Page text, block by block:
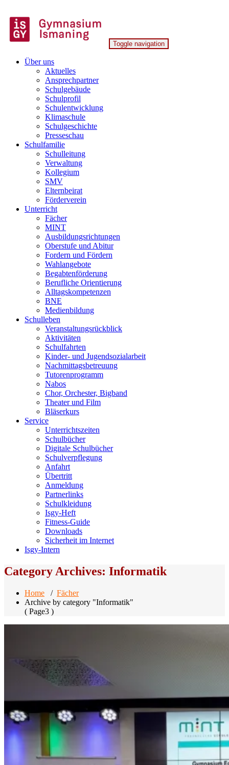
to
content
Gymnasium Ismaning
Toggle navigation
Über uns
Aktuelles
Ansprechpartner
Schulgebäude
Schulprofil
Schulentwicklung
Klimaschule
Schulgeschichte
Presseschau
Schulfamilie
Schulleitung
Verwaltung
Kollegium
SMV
Elternbeirat
Förderverein
Unterricht
Fächer
MINT
Ausbildungsrichtungen
Oberstufe und Abitur
Fordern und Fördern
Wahlangebote
Begabtenförderung
Berufliche Orientierung
Alltagskompetenzen
BNE
Medienbildung
Schulleben
Veranstaltungsrückblick
Aktivitäten
Schulfahrten
Kinder- und Jugendsozialarbeit
Nachmittagsbetreuung
Tutorenprogramm
Nabos
Chor, Orchester, Bigband
Theater und Film
Bläserkurs
Service
Unterrichtszeiten
Schulbücher
Digitale Schulbücher
Schulverpflegung
Anfahrt
Übertritt
Anmeldung
Partnerlinks
Schulkleidung
Isgy-Heft
Fitness-Guide
Downloads
Sicherheit im Internet
Isgy-Intern
Category Archives: Informatik
Home / Fächer
Archive by category "Informatik"
( Page3 )